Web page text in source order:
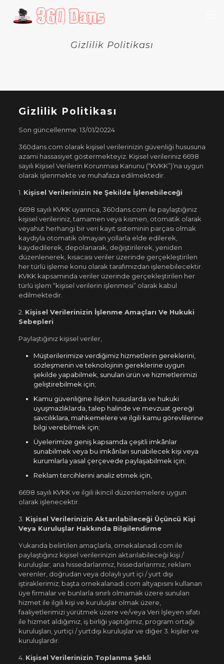
Gizlilik Politikası
Gizlilik Politikası
Son güncellenme: 13/01/20224
360dans.com olarak kişisel verilerinizin güvenliği hususuna
azami hassasiyet göstermekteyiz. Kişisel verileriniz 6698
sayılı Kişisel Verilerin Korunması Kanunu (“KVKK”)’na uygun
olarak işlenmekte ve muhafaza edilmektedir.
1. Kişisel Verilerinizin Ne Şekilde İşlenebileceği
6698 sayılı KVKK uyarınca, 360dans.com ile paylaştığınız
kişisel verileriniz, tamamen veya kısmen, otomatik olarak
veyahut herhangi bir veri kayıt sisteminin parçası olmak
kaydıyla otomatik olmayan yollarla elde edilerek,
kaydedilerek, depolanarak, değiştirilerek, yeniden
düzenlenerek, kısacası veriler üzerinde gerçekleştirilen
her türlü işleme konu olarak tarafımızdan işlenebilecektir.
KVKK kapsamında veriler üzerinde gerçekleştirilen her
türlü işlem “kişisel verilerin işlenmesi” olarak kabul
edilmektedir.
2. Kişisel Verilerinizin İşlenme Amaçları Ve Hukuki
Sebepleri
Paylaştığınız kişisel veriler,
Müşterilerimize verdiğimiz hizmetlerin gereklerini,
sözleşmenin ve teknolojinin gereklerine uygun
şekilde yapabilmek, sunulan ürün ve hizmetlerimizi
geliştirebilmek için;
Kamu güvenliğine ilişkin hususlarda ve hukuki
uyuşmazlıklarda, talep halinde ve mevzuat gereği
savcılıklara, mahkemelere ve ilgili kamu görevlilerine
bilgi verebilmek için;
Üyelerimize geniş kapsamda çeşitli imkânlar
sunabilmek veya bu imkânları sunabilecek kişi veya
kurumlarla yasal çerçevede paylaşabilmek için;
Reklam tercihlerini analiz etmek için,
6698 sayılı KVKK ve ilgili ikincil düzenlemelere uygun
olarak işlenecektir.
3. Kişisel Verilerinizin Aktarılabileceği Üçüncü Kişi
Veya Kuruluşlar Hakkında Bilgilendirme
Yukarıda belirtilen amaçlarla, ornekalanadi.com ile
paylaştığınız kişisel verilerinizin aktarılabileceği kişi /
kuruluşlar; ana hissedarlarımız, hissedarlarımız, reklam
verenler, doğrudan veya dolaylı yurt içi / yurt dışı
iştiraklerimiz; başta ornekalanadi.com altyapısını kullanan
üye firmalar ve bunlarla sınırlı olmamak üzere sunulan
hizmet ile ilgili kişi ve kuruluşlar olmak üzere,
faaliyetlerimizi yürütmek üzere ve/veya Veri İşleyen sıfatı
ile hizmet aldığımız, iş birliği yaptığımız, program ortağı
kuruluşları, yurtiçi / yurtdışı kuruluşlar ve diğer 3. kişiler ve
kuruluşlardır.
4. Kişisel Verilerinizin Toplanma Şekli